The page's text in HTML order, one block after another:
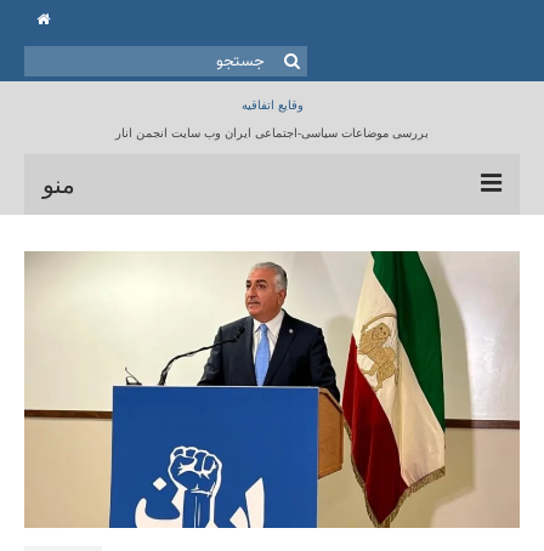
جستجو
برای:
وقایع اتفاقیه
بررسی موضاعات سیاسی-اجتماعی ایران وب سایت انجمن انار
منو
خانه
انجمن انار
مقالات
برنامه ها
کتابخانه
تماس با ما